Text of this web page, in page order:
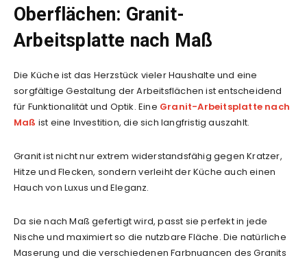
Oberflächen: Granit-
Arbeitsplatte nach Maß
Die Küche ist das Herzstück vieler Haushalte und eine
sorgfältige Gestaltung der Arbeitsflächen ist entscheidend
für Funktionalität und Optik. Eine Granit-Arbeitsplatte nach
Maß ist eine Investition, die sich langfristig auszahlt.
Granit ist nicht nur extrem widerstandsfähig gegen Kratzer,
Hitze und Flecken, sondern verleiht der Küche auch einen
Hauch von Luxus und Eleganz.
Da sie nach Maß gefertigt wird, passt sie perfekt in jede
Nische und maximiert so die nutzbare Fläche. Die natürliche
Maserung und die verschiedenen Farbnuancen des Granits